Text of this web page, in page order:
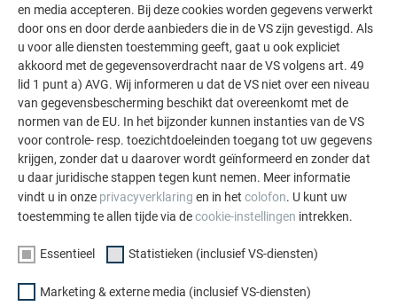
TERUG
en media accepteren. Bij deze cookies worden gegevens verwerkt
door ons en door derde aanbieders die in de VS zijn gevestigd. Als
u voor alle diensten toestemming geeft, gaat u ook expliciet
akkoord met de gegevensoverdracht naar de VS volgens art. 49
lid 1 punt a) AVG. Wij informeren u dat de VS niet over een niveau
van gegevensbescherming beschikt dat overeenkomt met de
normen van de EU. In het bijzonder kunnen instanties van de VS
voor controle- resp. toezichtdoeleinden toegang tot uw gegevens
krijgen, zonder dat u daarover wordt geïnformeerd en zonder dat
u daar juridische stappen tegen kunt nemen. Meer informatie
vindt u in onze privacyverklaring en in het colofon. U kunt uw
toestemming te allen tijde via decookie-instellingen intrekken.
Essentieel Statistieken (inclusief VS-diensten)
Marketing & externe media (inclusief VS-diensten)